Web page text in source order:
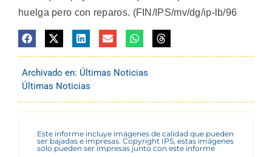
huelga pero con reparos. (FIN/IPS/mv/dg/ip-lb/96
Archivado en: Últimas Noticias
Últimas Noticias
Este informe incluye imágenes de calidad que pueden
ser bajadas e impresas. Copyright IPS, estas imágenes
sólo pueden ser impresas junto con este informe